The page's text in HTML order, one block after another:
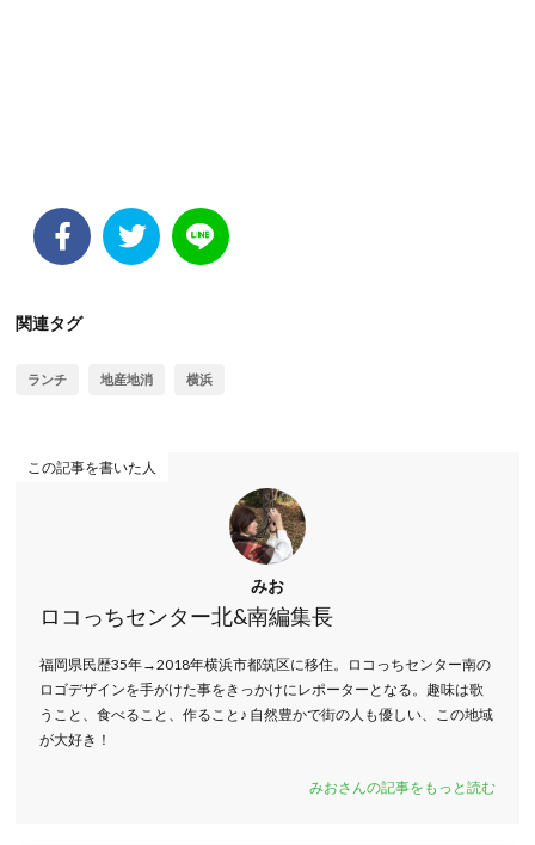
関連タグ
ランチ 地産地消 横浜
この記事を書いた人
みお
ロコっちセンター北&南編集長
福岡県民歴35年→2018年横浜市都筑区に移住。ロコっちセンター南の
ロゴデザインを手がけた事をきっかけにレポーターとなる。趣味は歌
うこと、食べること、作ること♪ 自然豊かで街の人も優しい、この地域
が大好き！
みおさんの記事をもっと読む